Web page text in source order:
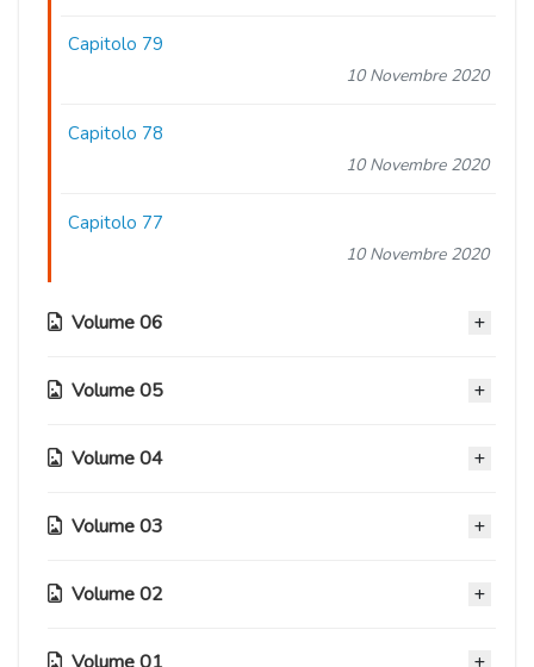
Capitolo 79
10 Novembre 2020
Capitolo 78
10 Novembre 2020
Capitolo 77
10 Novembre 2020
Volume 06
Capitolo 76
10 Novembre 2020
10 Novembre 2020
Volume 05
Capitolo 63
10 Novembre 2020
Volume 04
Capitolo 51
10 Novembre 2020
Volume 03
Capitolo 40
Volume 02